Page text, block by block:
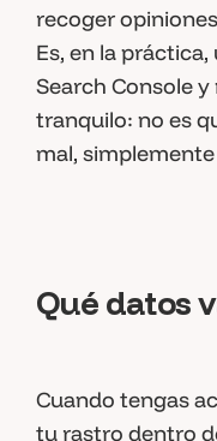
recoger
Es, en la
Search Console
tranquilo: no es
mal,
Qué datos
Cuando tengas
tu rastro dentro